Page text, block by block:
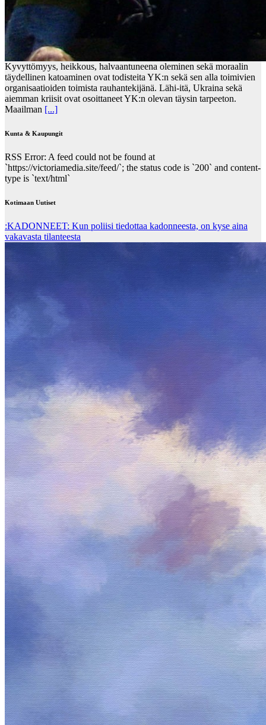
Kyvyttömyys, heikkous, halvaantuneena oleminen sekä moraalin
täydellinen katoaminen ovat todisteita YK:n sekä sen alla toimivien
organisaatioiden toimista rauhantekijänä. Lähi-itä, Ukraina sekä
aiemman kriisit ovat osoittaneet YK:n olevan täysin tarpeeton.
Maailman [...]
Kunta & Kaupungit
RSS Error: A feed could not be found at
`https://victoriamedia.site/feed/`; the status code is `200` and content-
type is `text/html`
Kotimaan Uutiset
:KADONNEET: Kun poliisi tiedottaa kadonneesta, on kyse aina
vakavasta tilanteesta